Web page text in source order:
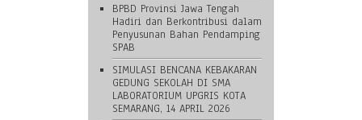
BPBD Provinsi Jawa Tengah
Hadiri dan Berkontribusi dalam
Penyusunan Bahan Pendamping
SPAB
SIMULASI BENCANA KEBAKARAN
GEDUNG SEKOLAH DI SMA
LABORATORIUM UPGRIS KOTA
SEMARANG, 14 APRIL 2026